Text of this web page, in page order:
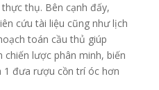
thụ. Bên cạnh đấy,
cứu tài liệu cũng như lịch
toán cầu thủ giúp
lược phân minh, biến
1 đưa rượu cồn trí óc hơn